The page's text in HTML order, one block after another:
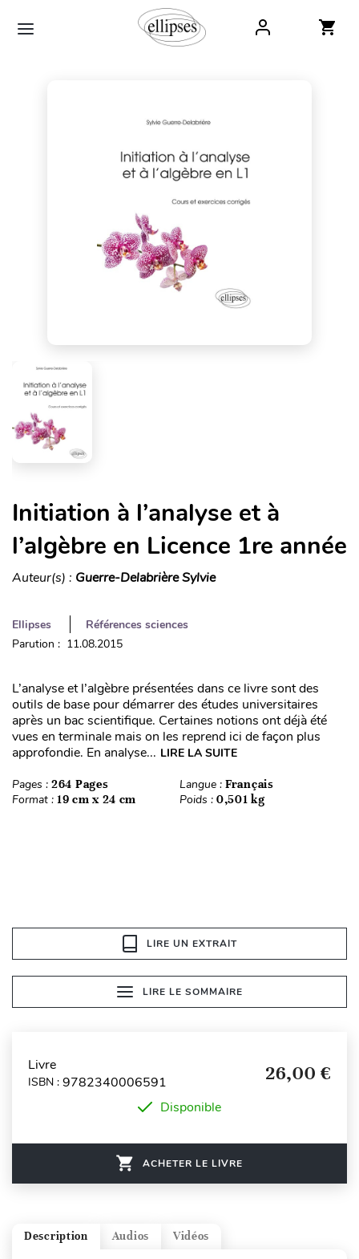
Initiation à l’analyse et à
l’algèbre en Licence 1re année
Auteur(s) : Guerre-Delabrière Sylvie
Ellipses
Références sciences
Parution : 11.08.2015
L’analyse et l’algèbre présentées dans ce livre sont des
outils de base pour démarrer des études universitaires
après un bac scientifique. Certaines notions ont déjà été
vues en terminale mais on les reprend ici de façon plus
approfondie. En analyse... LIRE LA SUITE
Pages : 264 Pages Langue : Français
Format : 19 cm x 24 cm Poids : 0,501 kg
LIRE UN EXTRAIT
LIRE LE SOMMAIRE
Livre
ISBN : 9782340006591 26,00 €
Disponible
ACHETER LE LIVRE
Vidéos
Audios
Description